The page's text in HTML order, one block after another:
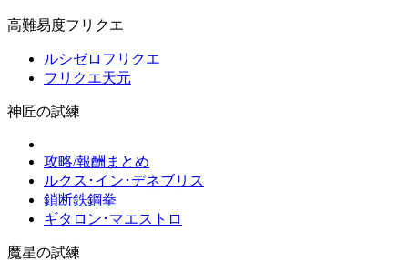
高難易度フリクエ
ルシゼロフリクエ
フリクエ天元
神匠の試練
攻略/報酬まとめ
ルクス･イン･デネブリス
鎖断鉄鋼拳
ギタロン･マエストロ
魔星の試練